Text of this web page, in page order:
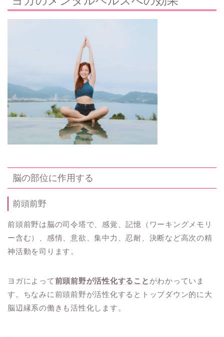
脳の部位に作用する
前頭前野
前頭前野は脳の司令塔で、感覚、記憶（ワーキングメモリ
ー含む）、感情、意欲、集中力、忍耐、決断など高次の精
神活動を司ります。
ヨガによって前頭前野が活性化すること がわかっていま
す。ちなみに前頭前野が活性化するとトップダウン的に大
脳辺縁系の働きも活性化します。